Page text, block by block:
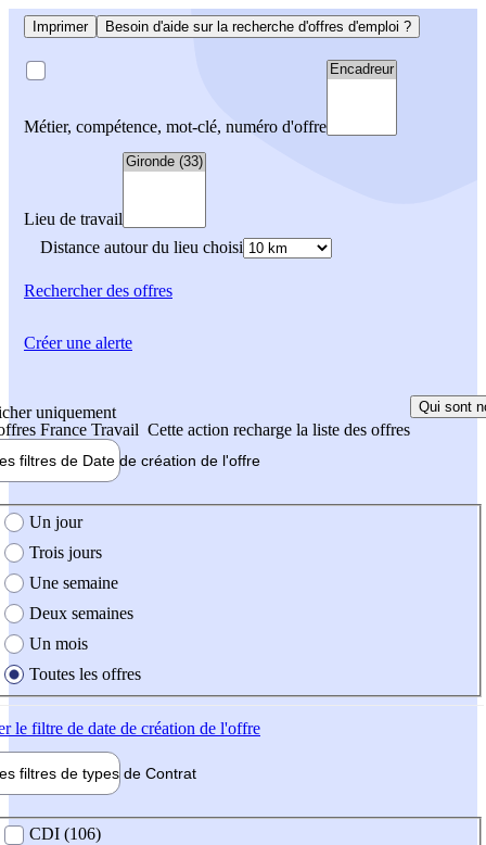
Imprimer Besoin d'aide sur la recherche d'offres d'emploi ?
Métier, compétence, mot-clé, numéro d'offre
Lieu de travail
Distance autour du lieu choisi
Rechercherdes offres
uniquement
France Travail Cette action recharge la liste des offres
Qui sont
filtres de Date de création de l'offre
création de l'offre
Un jour
Trois jours
Une semaine
Deux semaines
Un mois
Toutes les offres
le filtre de date de création de l'offre
filtres de types de Contrat
contrat
CDI (106)
Créer une alerte